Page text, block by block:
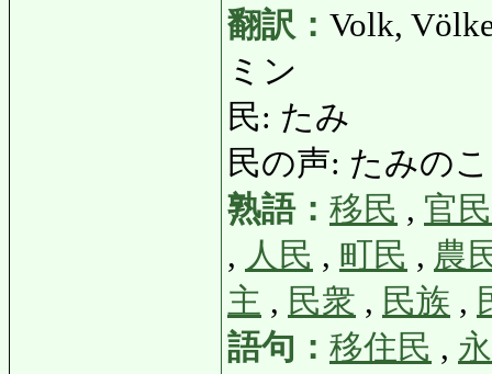
翻訳： Volk,
ミン
民: たみ
民の声: たみの
熟語： 移民 , 官民
, 人民 , 町民 , 農
主 , 民衆 , 民族 ,
語句： 移住民 ,